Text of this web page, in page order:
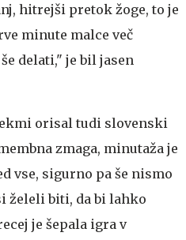
hitrejši pretok žoge, to je
minute malce več
delati," je bil jasen
orisal tudi slovenski
zmaga, minutaža je
vse, sigurno pa še nismo
želeli biti, da bi lahko
je šepala igra v